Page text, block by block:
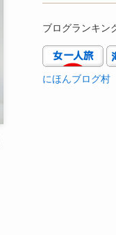
ブログランキン
にほんブログ村